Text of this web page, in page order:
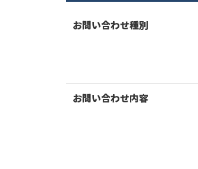
お問い合わせ種別
お問い合わせ内容